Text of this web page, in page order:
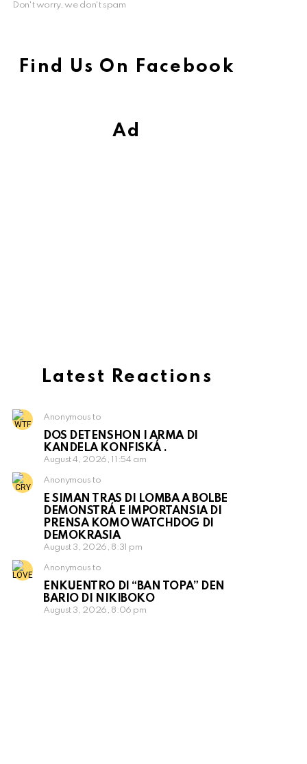
Don't worry, we don't spam
Find Us On Facebook
Ad
Latest Reactions
Anonymous to
DOS DETENSHON I ARMA DI
KANDELA KONFISKÁ .
August 4, 2026, 11:54 am
Anonymous to
E SIMAN TRAS DI LOMBA A BOLBE
DEMONSTRÁ E IMPORTANSIA DI
PRENSA KOMO WATCHDOG DI
DEMOKRASIA
August 3, 2026, 8:31 pm
Anonymous to
ENKUENTRO DI “BAN TOPA” DEN
BARIO DI NIKIBOKO
August 3, 2026, 8:06 pm